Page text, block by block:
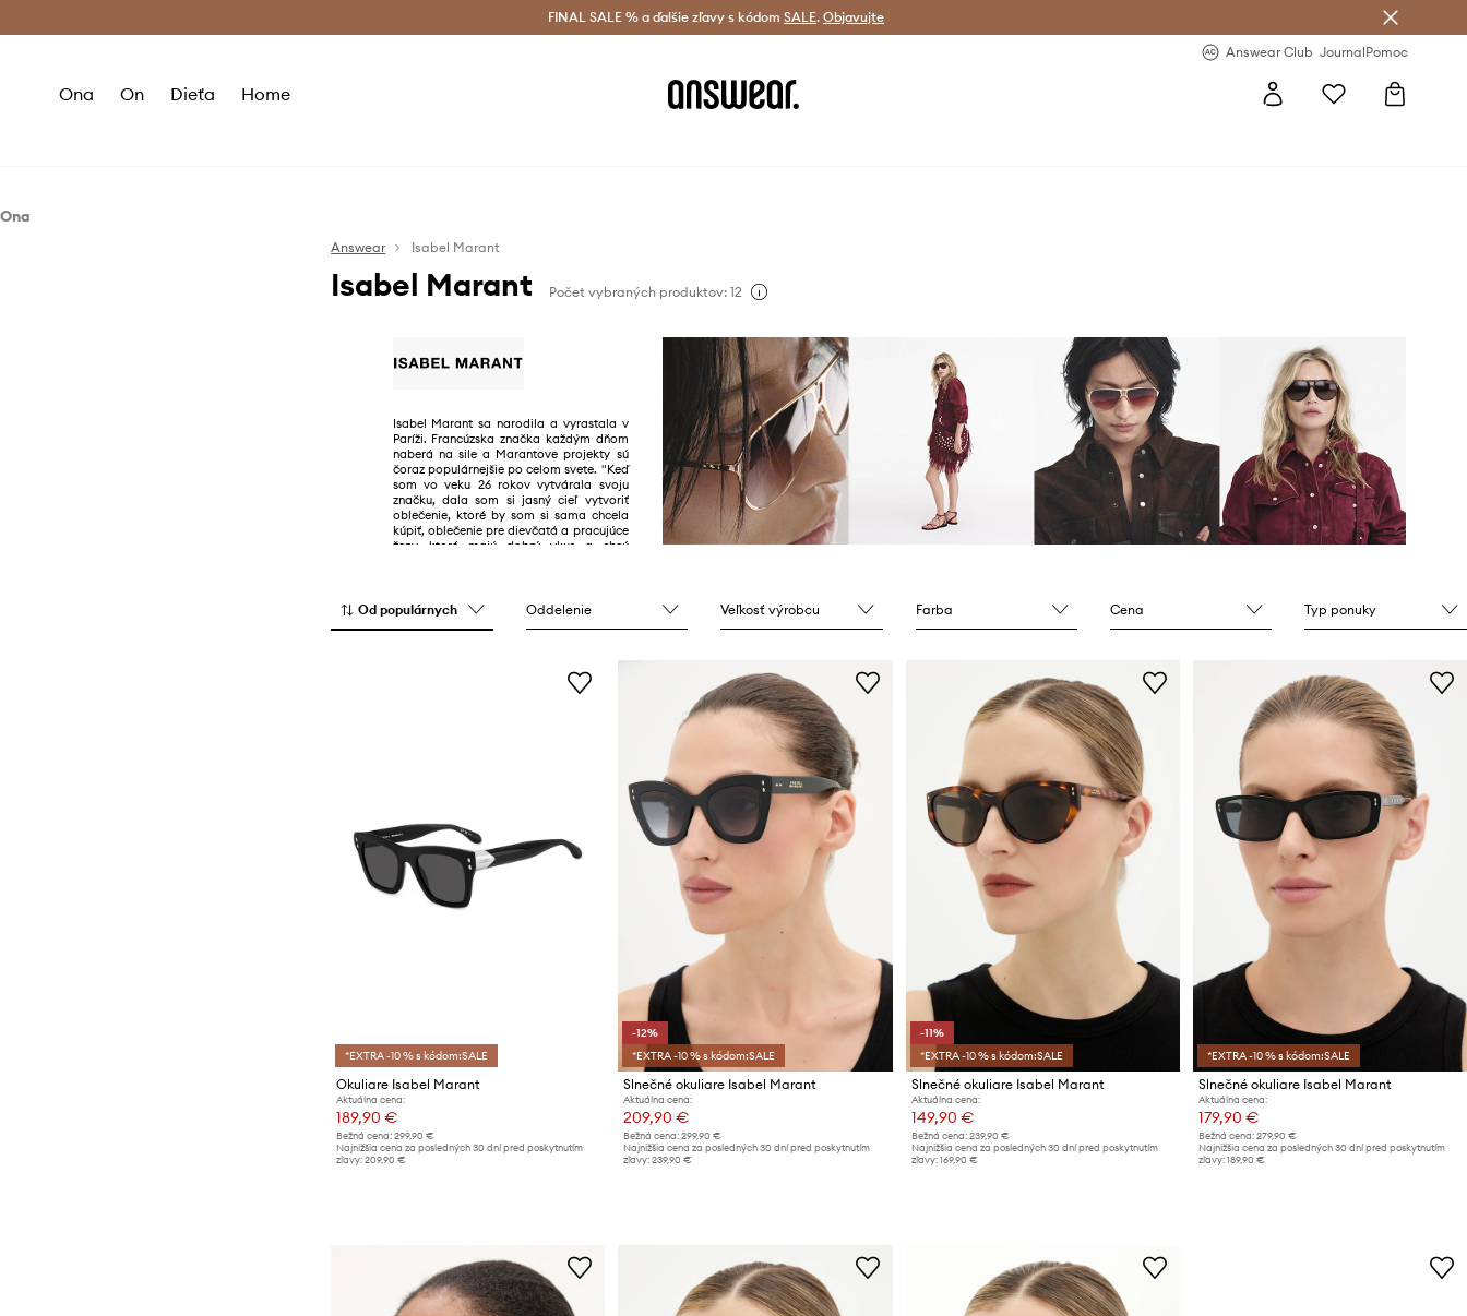
Bezplatná doprava od 60 € > Doručenie aj do 24 h >
FINAL SALE % a ďalšie zľavy s kódom SALE. Objavujte
Answear Club JournalPomoc
Ona On Dieťa Home
Ona
Answear Isabel Marant
Isabel Marant Počet vybraných produktov: 12
Isabel Marant sa narodila a vyrastala v
Paríži. Francúzska značka každým dňom
naberá na sile a Marantove projekty sú
čoraz populárnejšie po celom svete. "Keď
som vo veku 26 rokov vytvárala svoju
značku, dala som si jasný cieľ vytvoriť
oblečenie, ktoré by som si sama chcela
kúpiť, oblečenie pre dievčatá a pracujúce
ženy, ktoré majú dobrý vkus a chcú
Od populárnych Oddelenie Veľkosť výrobcu Farba Cena Typ ponuky
*EXTRA -10 % s kódom:SALE
Okuliare Isabel Marant
Aktuálna cena:
189,90 €
Bežná cena: 299,90 €
Najnižšia cena za posledných 30 dní pred poskytnutím
zľavy: 209,90 €
-12%
*EXTRA -10 % s kódom:SALE
Slnečné okuliare Isabel Marant
Aktuálna cena:
209,90 €
Bežná cena: 299,90 €
Najnižšia cena za posledných 30 dní pred poskytnutím
zľavy: 239,90 €
-11%
*EXTRA -10 % s kódom:SALE
Slnečné okuliare Isabel Marant
Aktuálna cena:
149,90 €
Bežná cena: 239,90 €
Najnižšia cena za posledných 30 dní pred poskytnutím
zľavy: 169,90 €
*EXTRA -10 % s kódom:SALE
Slnečné okuliare Isabel Marant
Aktuálna cena:
179,90 €
Bežná cena: 279,90 €
Najnižšia cena za posledných 30 dní pred poskytnutím
zľavy: 189,90 €